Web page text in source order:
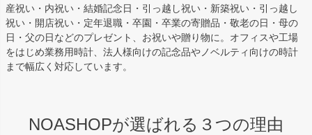
産祝い・内祝い・結婚記念日・引っ越し祝い・新築祝い・引っ越し
祝い・開店祝い・定年退職・卒園・卒業の寄贈品・敬老の日・母の
日・父の日などのプレゼント、お祝いや贈り物に。オフィスや工場
をはじめ業務用時計、法人様向けの記念品やノベルティ向けの時計
まで幅広く対応しています。
NOASHOPが選ばれる３つの理由